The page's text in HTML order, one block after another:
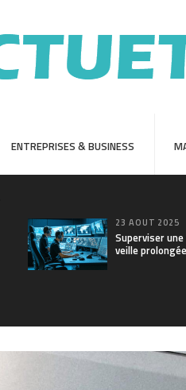
ENTREPRISES & BUSINESS
23 AOÛT 2025
Superviser
veille prolongée